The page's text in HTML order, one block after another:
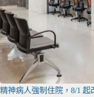
精神病人強制住院，8/1